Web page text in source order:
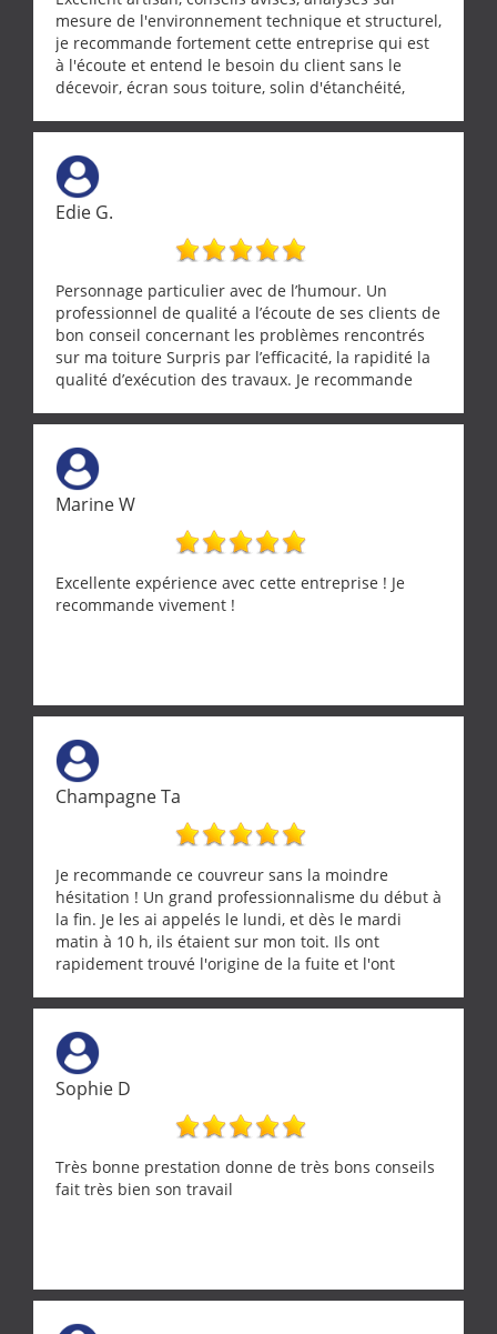
mesure de l'environnement technique et structurel,
je recommande fortement cette entreprise qui est
à l'écoute et entend le besoin du client sans le
décevoir, écran sous toiture, solin d'étanchéité,
récupérateur d'eau, tout a été parfaitement mis en
œuvre sans besoin d'y revenir. confiance assurée.
Edie G.
Personnage particulier avec de l’humour. Un
professionnel de qualité a l’écoute de ses clients de
bon conseil concernant les problèmes rencontrés
sur ma toiture Surpris par l’efficacité, la rapidité la
qualité d’exécution des travaux. Je recommande
Marine W
Excellente expérience avec cette entreprise ! Je
recommande vivement !
Champagne Ta
Je recommande ce couvreur sans la moindre
hésitation ! Un grand professionnalisme du début à
la fin. Je les ai appelés le lundi, et dès le mardi
matin à 10 h, ils étaient sur mon toit. Ils ont
rapidement trouvé l'origine de la fuite et l'ont
Une équipe sérieuse, réactive et compétente. C'est
vraiment rassurant de pouvoir compter sur des
artisans aussi professionnels. Merci encore !
Sophie D
Très bonne prestation donne de très bons conseils
fait très bien son travail